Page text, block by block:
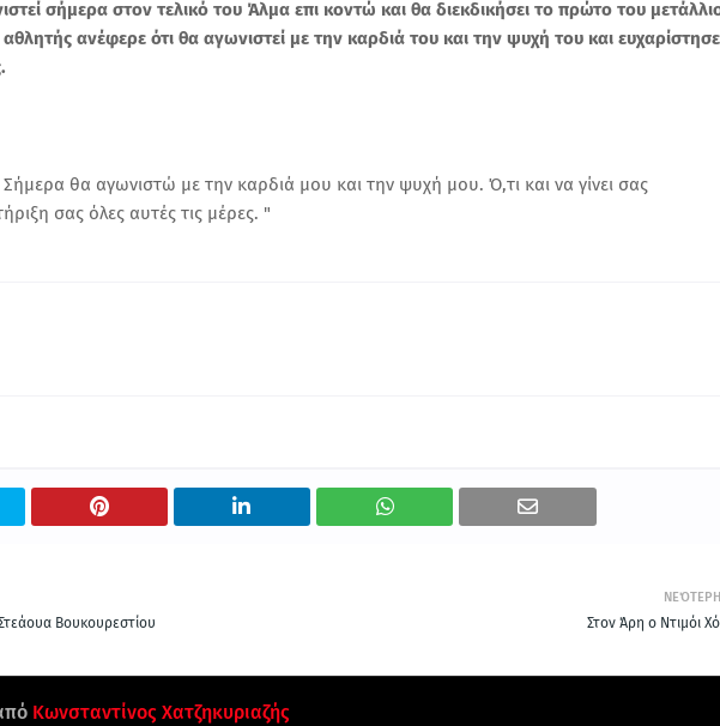
σήμερα στον τελικό του Άλμα επι κοντώ και θα διεκδικήσει το πρώτο του
ανέφερε ότι θα αγωνιστεί με την καρδιά του και την ψυχή του και ευχαρίστησε
θα αγωνιστώ με την καρδιά μου και την ψυχή μου. Ό,τι και να γίνει σας
σας όλες αυτές τις μέρες. "
ΝΕΌΤΕΡΗ
Στον Άρη ο Ντιμόι
Βουκουρεστίου
Κωνσταντίνος Χατζηκυριαζής